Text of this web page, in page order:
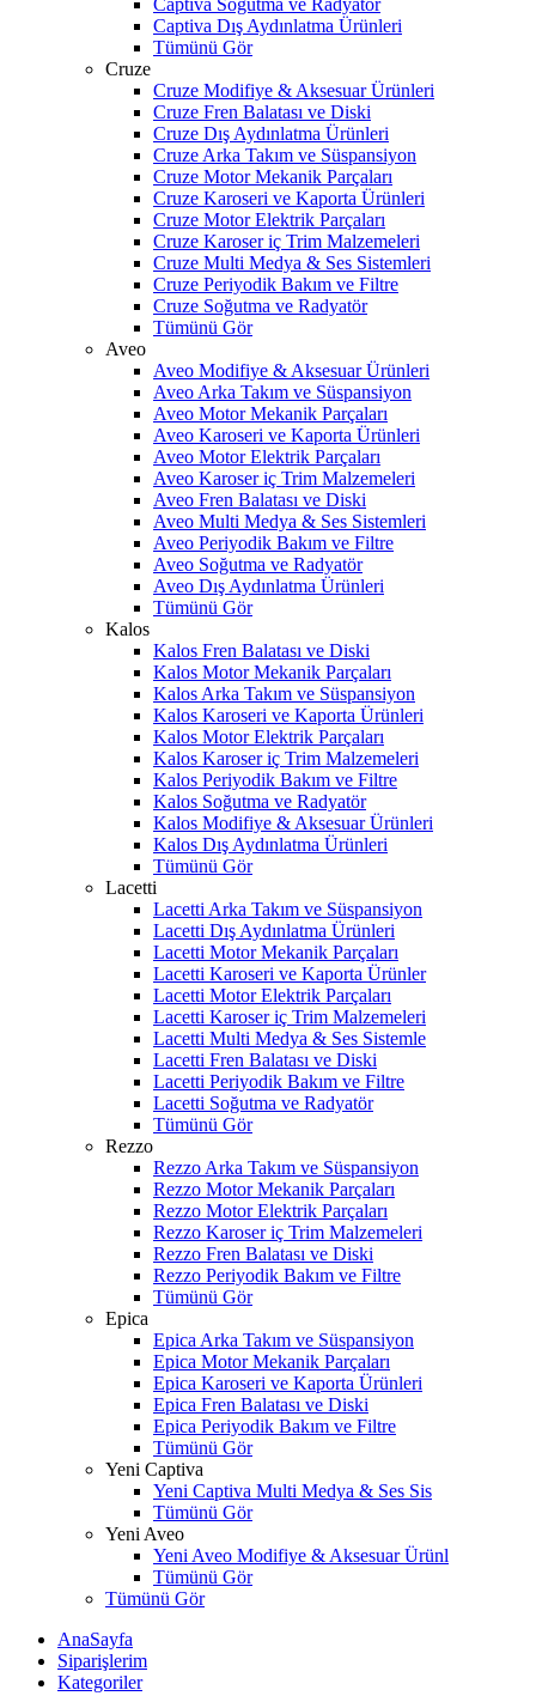
Captiva Soğutma ve Radyatör
Captiva Dış Aydınlatma Ürünleri
Tümünü Gör
Cruze
Cruze Modifiye & Aksesuar Ürünleri
Cruze Fren Balatası ve Diski
Cruze Dış Aydınlatma Ürünleri
Cruze Arka Takım ve Süspansiyon
Cruze Motor Mekanik Parçaları
Cruze Karoseri ve Kaporta Ürünleri
Cruze Motor Elektrik Parçaları
Cruze Karoser iç Trim Malzemeleri
Cruze Multi Medya & Ses Sistemleri
Cruze Periyodik Bakım ve Filtre
Cruze Soğutma ve Radyatör
Tümünü Gör
Aveo
Aveo Modifiye & Aksesuar Ürünleri
Aveo Arka Takım ve Süspansiyon
Aveo Motor Mekanik Parçaları
Aveo Karoseri ve Kaporta Ürünleri
Aveo Motor Elektrik Parçaları
Aveo Karoser iç Trim Malzemeleri
Aveo Fren Balatası ve Diski
Aveo Multi Medya & Ses Sistemleri
Aveo Periyodik Bakım ve Filtre
Aveo Soğutma ve Radyatör
Aveo Dış Aydınlatma Ürünleri
Tümünü Gör
Kalos
Kalos Fren Balatası ve Diski
Kalos Motor Mekanik Parçaları
Kalos Arka Takım ve Süspansiyon
Kalos Karoseri ve Kaporta Ürünleri
Kalos Motor Elektrik Parçaları
Kalos Karoser iç Trim Malzemeleri
Kalos Periyodik Bakım ve Filtre
Kalos Soğutma ve Radyatör
Kalos Modifiye & Aksesuar Ürünleri
Kalos Dış Aydınlatma Ürünleri
Tümünü Gör
Lacetti
Lacetti Arka Takım ve Süspansiyon
Lacetti Dış Aydınlatma Ürünleri
Lacetti Motor Mekanik Parçaları
Lacetti Karoseri ve Kaporta Ürünler
Lacetti Motor Elektrik Parçaları
Lacetti Karoser iç Trim Malzemeleri
Lacetti Multi Medya & Ses Sistemle
Lacetti Fren Balatası ve Diski
Lacetti Periyodik Bakım ve Filtre
Lacetti Soğutma ve Radyatör
Tümünü Gör
Rezzo
Rezzo Arka Takım ve Süspansiyon
Rezzo Motor Mekanik Parçaları
Rezzo Motor Elektrik Parçaları
Rezzo Karoser iç Trim Malzemeleri
Rezzo Fren Balatası ve Diski
Rezzo Periyodik Bakım ve Filtre
Tümünü Gör
Epica
Epica Arka Takım ve Süspansiyon
Epica Motor Mekanik Parçaları
Epica Karoseri ve Kaporta Ürünleri
Epica Fren Balatası ve Diski
Epica Periyodik Bakım ve Filtre
Tümünü Gör
Yeni Captiva
Yeni Captiva Multi Medya & Ses Sis
Tümünü Gör
Yeni Aveo
Yeni Aveo Modifiye & Aksesuar Ürünl
Tümünü Gör
Tümünü Gör
AnaSayfa
Siparişlerim
Kategoriler